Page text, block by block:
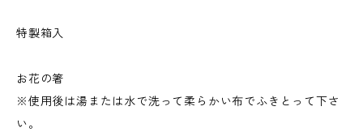
特製箱入
お花の箸
※使用後は湯または水で洗って柔らかい布でふきとって下さ
い。